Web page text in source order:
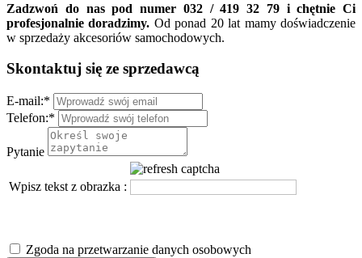
Zadzwoń do nas pod numer 032 / 419 32 79 i chętnie Ci
profesjonalnie doradzimy. Od ponad 20 lat mamy doświadczenie
w sprzedaży akcesoriów samochodowych.
Skontaktuj się ze sprzedawcą
E-mail:*
Telefon:*
Pytanie
Wpisz tekst z obrazka :
Zgoda na przetwarzanie danych osobowych